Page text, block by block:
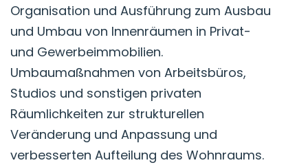
Organisation und Ausführung zum Ausbau
und Umbau von Innenräumen in Privat-
und Gewerbeimmobilien.
Umbaumaßnahmen von Arbeitsbüros,
Studios und sonstigen privaten
Räumlichkeiten zur strukturellen
Veränderung und Anpassung und
verbesserten Aufteilung des Wohnraums.